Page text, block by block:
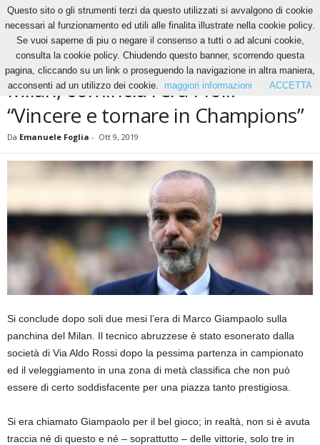
Calcio Milan, comincia l’era Pioli: “Vincere e tornare in Champions”
CALCIO
Milan, comincia l’era Pioli:
“Vincere e tornare in Champions”
Da Emanuele Foglia - Ott 9, 2019
Si conclude dopo soli due mesi l’era di Marco Giampaolo sulla
panchina del Milan. Il tecnico abruzzese è stato esonerato dalla
società di Via Aldo Rossi dopo la pessima partenza in campionato
ed il veleggiamento in una zona di metà classifica che non può
essere di certo soddisfacente per una piazza tanto prestigiosa.
Si era chiamato Giampaolo per il bel gioco; in realtà, non si è avuta
traccia né di questo e né – soprattutto – delle vittorie, solo tre in
Questo sito o gli strumenti terzi da questo utilizzati si avvalgono di cookie
necessari al funzionamento ed utili alle finalita illustrate nella cookie policy.
Se vuoi saperne di piu o negare il consenso a tutti o ad alcuni cookie,
consulta la cookie policy. Chiudendo questo banner, scorrendo questa
pagina, cliccando su un link o proseguendo la navigazione in altra maniera,
acconsenti ad un utilizzo dei cookie.
maggiori informazioni ACCETTA